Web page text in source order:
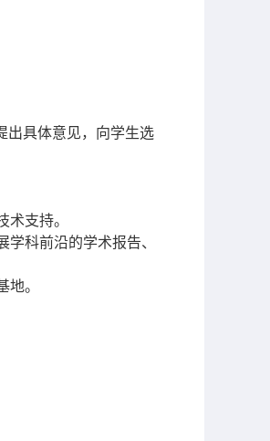
出具体意见，向学生选
支持。
科前沿的学术报告、
。